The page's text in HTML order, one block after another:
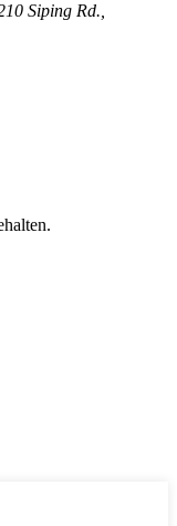
Siping Rd.,